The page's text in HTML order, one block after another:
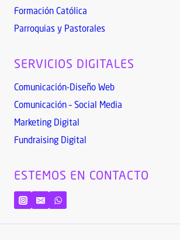
Formación Católica
Parroquias y Pastorales
SERVICIOS DIGITALES
Comunicación-Diseño Web
Comunicación – Social Media
Marketing Digital
Fundraising Digital
ESTEMOS EN CONTACTO